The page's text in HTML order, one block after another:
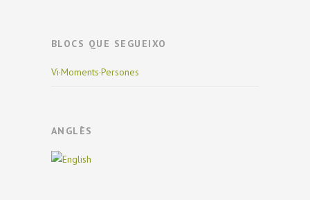
BLOCS QUE SEGUEIXO
Vi·Moments·Persones
ANGLÈS